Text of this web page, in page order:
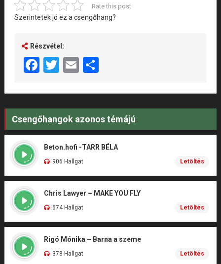
Rate this post
Szerintetek jó ez a csengőhang?
Részvétel:
Facebook
Twitter
EmailShare
Csengőhangok azonos témájú
Beton.hofi -TARR BÉLA
906 Hallgat Letöltés
Chris Lawyer – MAKE YOU FLY
674 Hallgat Letöltés
Rigó Mónika – Barna a szeme
378 Hallgat Letöltés